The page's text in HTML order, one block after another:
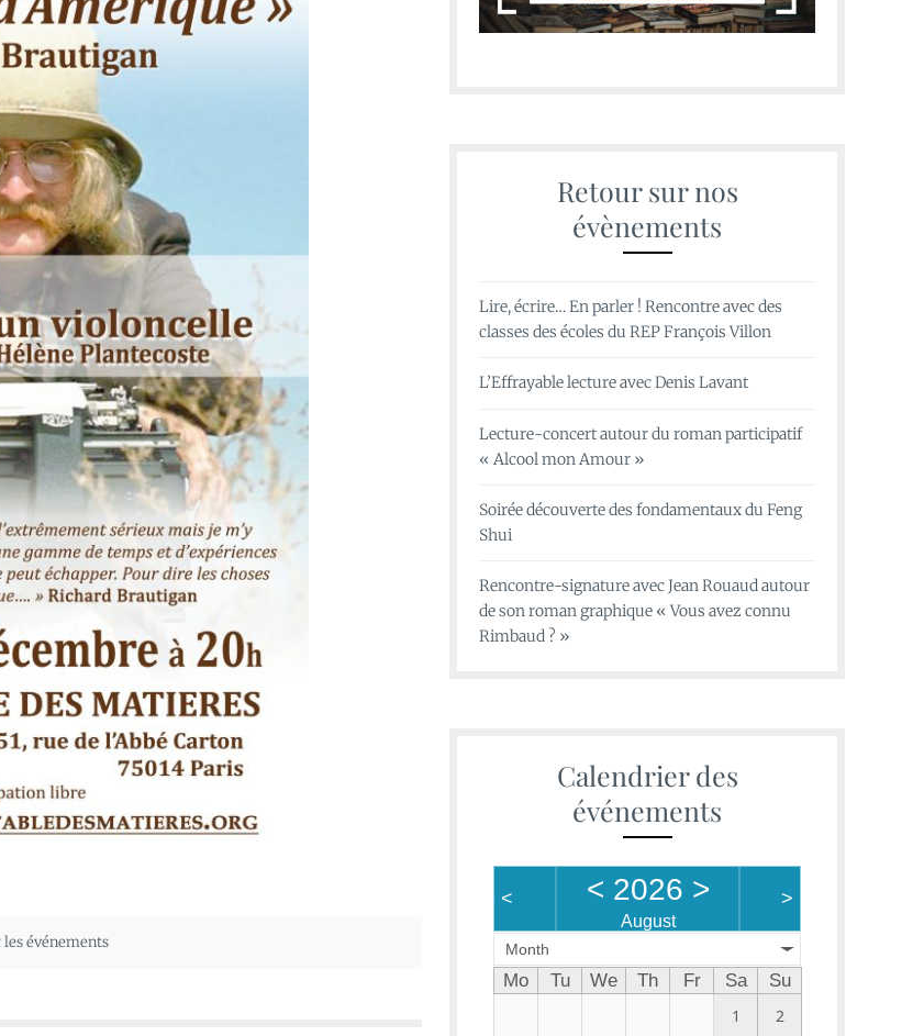
événements
Retour sur nos
évènements
Lire, écrire… En parler ! Rencontre avec des
classes des écoles du REP François Villon
L’Effrayable lecture avec Denis Lavant
Lecture-concert autour du roman participatif
« Alcool mon Amour »
Soirée découverte des fondamentaux du Feng
Shui
Rencontre-signature avec Jean Rouaud autour
de son roman graphique « Vous avez connu
Rimbaud ? »
Calendrier des
événements
< < 2026 >
August
>
Month
Mo Tu We Th Fr Sa
Su
1
2